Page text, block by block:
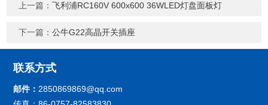
上一篇：飞利浦RC160V 600x600 36WLED灯盘面板灯
下一篇：公牛G22高晶开关插座
联系方式
邮件： 2850869869@qq.com